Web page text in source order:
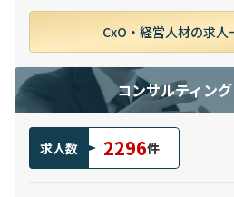
CxO・経営人材の求人
コンサルティン
求人数 2296件